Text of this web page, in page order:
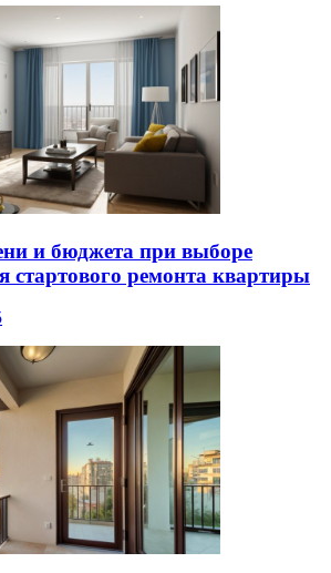
и бюджета при выборе
стартового ремонта квартиры